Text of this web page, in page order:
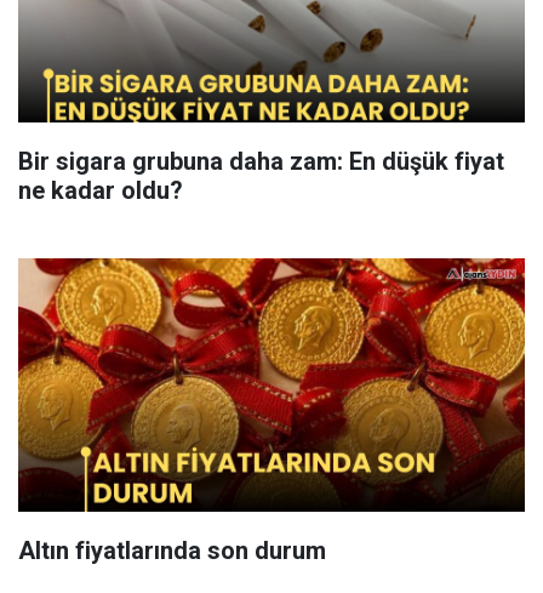
Bir sigara grubuna daha zam: En düşük fiyat
ne kadar oldu?
Altın fiyatlarında son durum